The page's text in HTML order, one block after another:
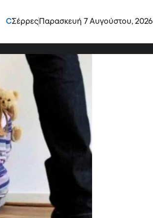
CΣέρρες Παρασκευή 7 Αυγούστου, 2026